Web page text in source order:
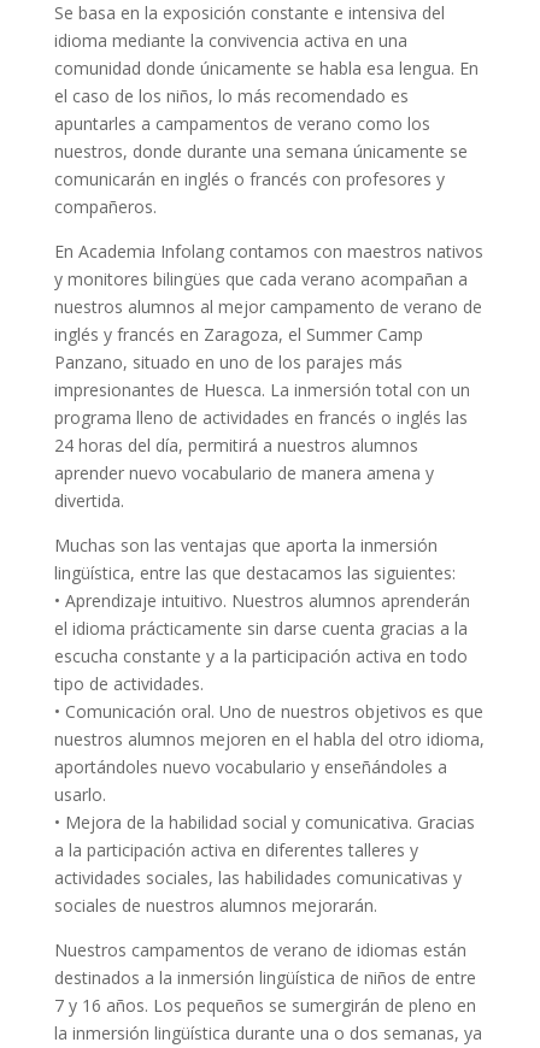
Se basa en la exposición constante e intensiva del
idioma mediante la convivencia activa en una
comunidad donde únicamente se habla esa lengua. En
el caso de los niños, lo más recomendado es
apuntarles a campamentos de verano como los
nuestros, donde durante una semana únicamente se
comunicarán en inglés o francés con profesores y
compañeros.
En Academia Infolang contamos con maestros nativos
y monitores bilingües que cada verano acompañan a
nuestros alumnos al mejor campamento de verano de
inglés y francés en Zaragoza, el Summer Camp
Panzano, situado en uno de los parajes más
impresionantes de Huesca. La inmersión total con un
programa lleno de actividades en francés o inglés las
24 horas del día, permitirá a nuestros alumnos
aprender nuevo vocabulario de manera amena y
divertida.
Muchas son las ventajas que aporta la inmersión
lingüística, entre las que destacamos las siguientes:
• Aprendizaje intuitivo. Nuestros alumnos aprenderán
el idioma prácticamente sin darse cuenta gracias a la
escucha constante y a la participación activa en todo
tipo de actividades.
• Comunicación oral. Uno de nuestros objetivos es que
nuestros alumnos mejoren en el habla del otro idioma,
aportándoles nuevo vocabulario y enseñándoles a
usarlo.
• Mejora de la habilidad social y comunicativa. Gracias
a la participación activa en diferentes talleres y
actividades sociales, las habilidades comunicativas y
sociales de nuestros alumnos mejorarán.
Nuestros campamentos de verano de idiomas están
destinados a la inmersión lingüística de niños de entre
7 y 16 años. Los pequeños se sumergirán de pleno en
la inmersión lingüística durante una o dos semanas, ya